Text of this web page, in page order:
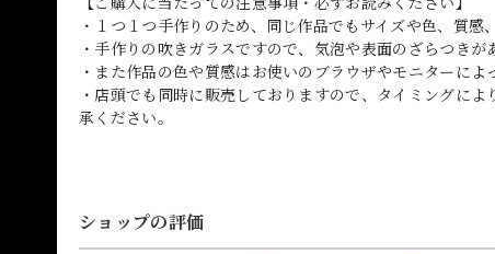
・１つ１つ手作りのため、同じ作品でもサイズや色、質感
・手作りの吹きガラスですので、気泡や表面のざらつきが
・また作品の色や質感はお使いのブラウザやモニターによ
・店頭でも同時に販売しておりますので、タイミングに
承ください。
ショップの評価